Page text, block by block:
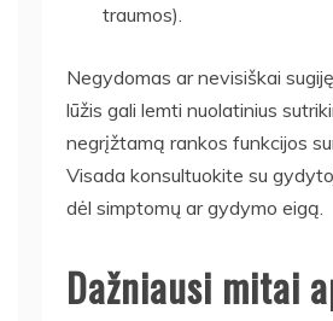
traumos).
Negydomas ar nevisiškai
lūžis gali lemti nuolatinius
negrįžtamą rankos funkcijos
Visada konsultuokite su
dėl simptomų ar gydymo eigą.
Dažniausi mitai